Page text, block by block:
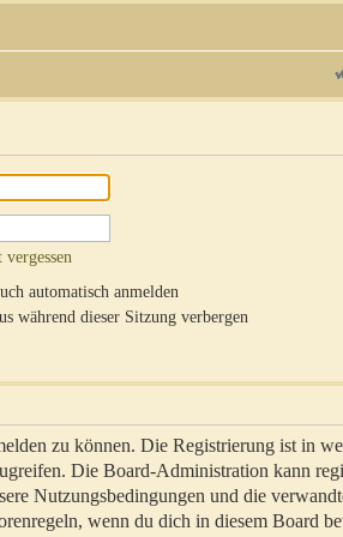
automatisch anmelden
während dieser Sitzung verbergen
zu können. Die Registrierung ist in
Die Board-Administration kann
Nutzungsbedingungen und die
wenn du dich in diesem Board